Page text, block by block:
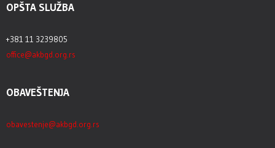
OPŠTA SLUŽBA
+381 11 3239805
office@akbgd.org.rs
OBAVEŠTENJA
obavestenje@akbgd.org.rs